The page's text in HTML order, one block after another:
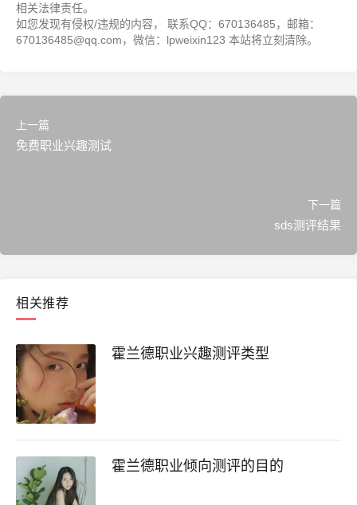
相关法律责任。
如您发现有侵权/违规的内容， 联系QQ：670136485，邮箱：
670136485@qq.com，微信：lpweixin123 本站将立刻清除。
上一篇
免费职业兴趣测试
下一篇
sds测评结果
相关推荐
霍兰德职业兴趣测评类型
霍兰德职业倾向测评的目的